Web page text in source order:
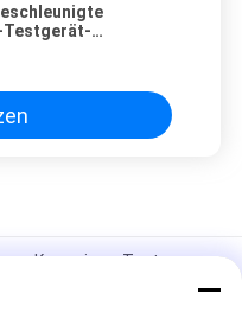
Testgerät-
Korrosions-Test-